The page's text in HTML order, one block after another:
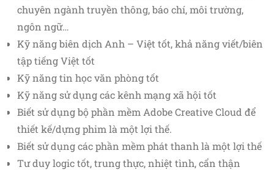
chuyên ngành truyền thông, báo chí, môi trường,
ngôn ngữ…
Kỹ năng biên dịch Anh – Việt tốt, khả năng viết/biên
tập tiếng Việt tốt
Kỹ năng tin học văn phòng tốt
Kỹ năng sử dụng các kênh mạng xã hội tốt
Biết sử dụng bộ phần mềm Adobe Creative Cloud để
thiết kế/dựng phim là một lợi thế.
Biết sử dụng các phần mềm phát thanh là một lợi thế
Tư duy logic tốt, trung thực, nhiệt tình, cẩn thận